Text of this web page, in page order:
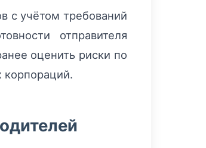
с учётом требований
отправителя
оценить риски по
корпораций.